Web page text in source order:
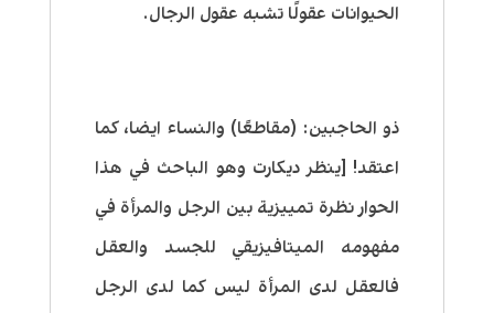
الحيوانات عقولًا تشبه عقول الرجال.
ذو الحاجبين: (مقاطعًا) والنساء ايضا، كما
اعتقد! [ينظر ديكارت وهو الباحث في هذا
الحوار نظرة تمييزية بين الرجل والمرأة في
مفهومه الميتافيزيقي للجسد والعقل
فالعقل لدى المرأة ليس كما لدى الرجل